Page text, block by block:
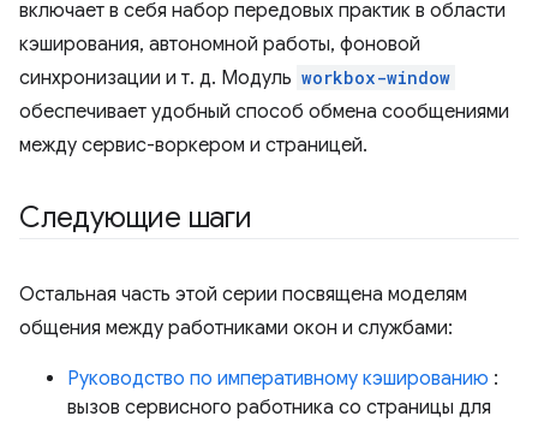
включает в себя набор передовых практик в области
кэширования, автономной работы, фоновой
синхронизации и т. д. Модуль workbox-window
обеспечивает удобный способ обмена сообщениями
между сервис-воркером и страницей.
Следующие шаги
Остальная часть этой серии посвящена моделям
общения между работниками окон и службами:
Руководство по императивному кэшированию :
вызов сервисного работника со страницы для